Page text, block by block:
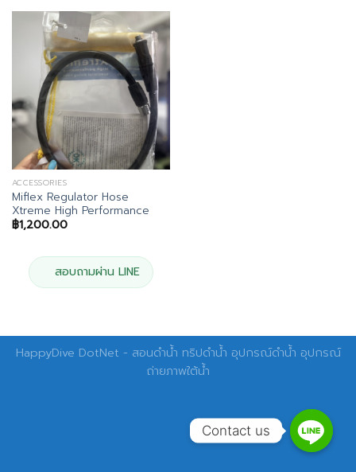
ACCESSORIES
Miflex Regulator Hose
Xtreme High Performance
฿1,200.00
สอบถามผ่าน LINE
HappyDive DotNet - สอนดำน้ำ ทริปดำน้ำ อุปกรณ์ดำน้ำ อุปกรณ์
ถ่ายภาพใต้น้ำ
Contact us